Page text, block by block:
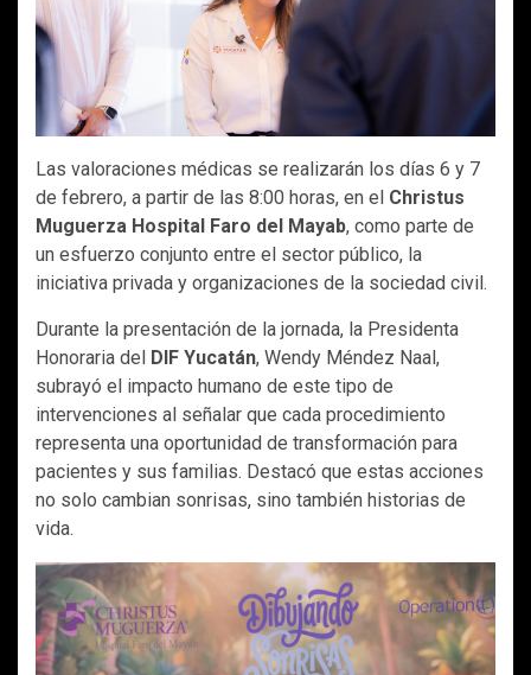
Las valoraciones médicas se realizarán los días 6 y 7
de febrero, a partir de las 8:00 horas, en el Christus
Muguerza Hospital Faro del Mayab, como parte de
un esfuerzo conjunto entre el sector público, la
iniciativa privada y organizaciones de la sociedad civil.
Durante la presentación de la jornada, la Presidenta
Honoraria del DIF Yucatán, Wendy Méndez Naal,
subrayó el impacto humano de este tipo de
intervenciones al señalar que cada procedimiento
representa una oportunidad de transformación para
pacientes y sus familias. Destacó que estas acciones
no solo cambian sonrisas, sino también historias de
vida.